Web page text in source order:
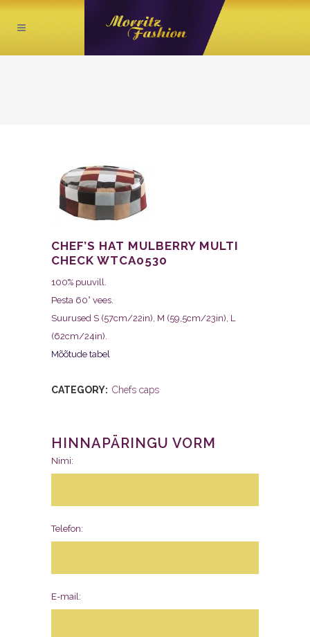
CHEF’S HAT MULBERRY MULTI
CHECK WTCA0530
100% puuvill.
Pesta 60° vees.
Suurused S (57cm/22in), M (59,5cm/23in), L
(62cm/24in).
Mõõtude tabel
CATEGORY: Chefs caps
HINNAPÄRINGU VORM
Nimi:
Telefon:
E-mail: